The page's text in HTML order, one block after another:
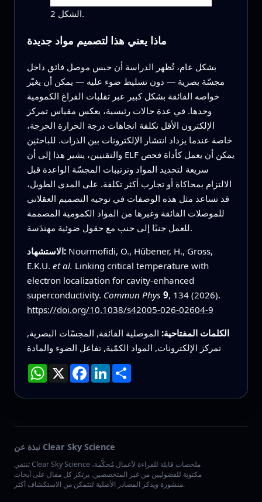
الشكل 2.
ماذا يعني هذا لتصميم مواد جديدة
بشكل عام، تُظهر الدراسة أن حبس موصل فائق داخل
مجسّة بصرية — دون تسليط ضوء عليه — يمكن أن يغيّر
خواصه الفائقة بشكل كبير عبر تقلبات الفراغ الكمومية
وحدها. في عدة حالات رئيسية، يعكس مقياس تمركز
الإلكترون الأقل تكلفة اتجاهات درجة الحرارة الحرجة،
خاصة عندما يزداد انتشار الإلكترونات بين الذرات. للباحثين
والتقنيين، يشير هذا إلى أن ELF يمكن أن يعمل كأداة فحص
سريعة لتحديد المواد وترتيبات المجسّة الواعدة قبل
الالتزام بمحاكاة أو تجارب أكثر تكلفة. على المدى الطويل،
قد تساعد مثل هذه الوصفات في توجيه التصميم العقلاني
للموصلات الفائقة وغيرها من المواد الكمومية المصممة
للعمل جنبًا إلى جنب مع حقول ضوئية مهندَسة.
الاستشهاد: Nourmofidi, O., Hübener, H., Gross,
E.K.U. et al. Linking critical temperature with
electron localization for cavity-enhanced
superconductivity. Commun Phys 9, 134 (2026).
https://doi.org/10.1038/s42005-026-02604-9
الكلمات المفتاحية: الموصلية الفائقة, المجسّات البصرية,
تمركز الإلكترونات, المواد الكمّية, تفاعل الضوء والمادة
WhatsApp
X Facebook
LinkedIn
انشر
نبذة عن Clear Sky Science
تنتقي Clear Sky Science ملخصات قابلة للقراءة لأعمال مُحكَّمة،
مكتوبة للفضوليين من غير المتخصصين. يرتكز كل مقال على أبحاث
منشورة ويذكر المصادر الأصلية لتتمكن من الاستكشاف أكثر.